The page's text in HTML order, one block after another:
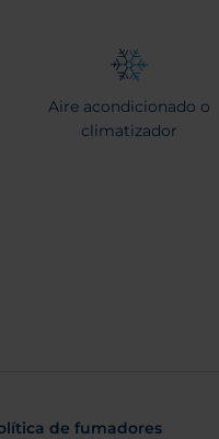
Aire acondicionado o
climatizador
de fumadores